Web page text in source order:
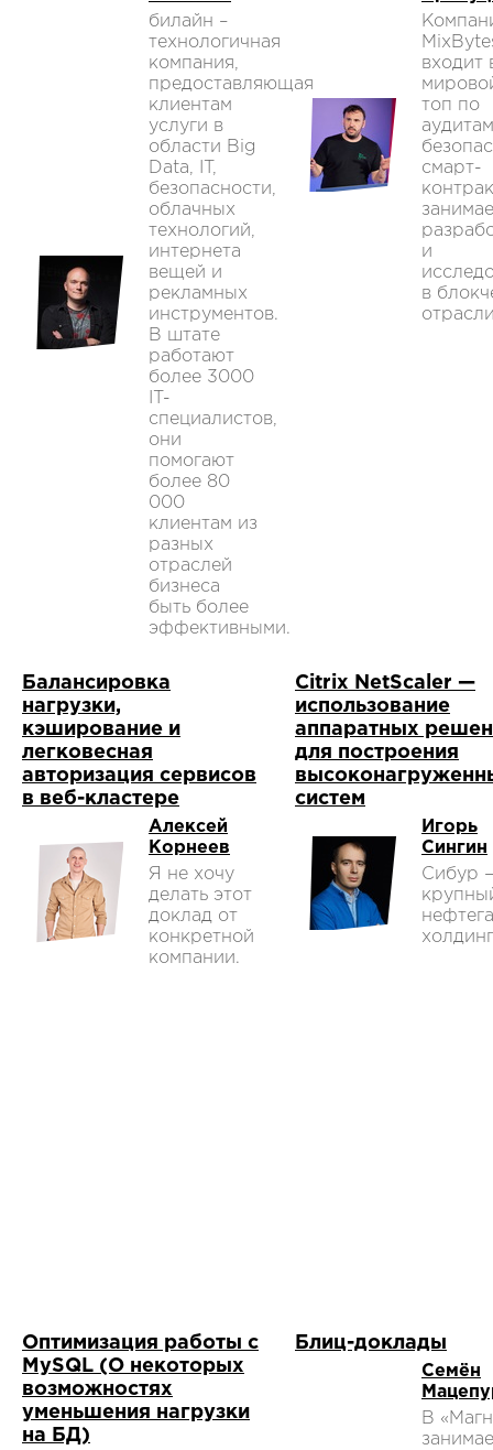
билайн –
технологичная
компания,
предоставляющая
клиентам
услуги в
области Big
Data, IT,
безопасности,
облачных
технологий,
интернета
вещей и
рекламных
инструментов.
В штате
работают
более 3000
IT-
специалистов,
они
помогают
более 80
000
клиентам из
разных
отраслей
бизнеса
быть более
эффективными.
входит
топ по
аудитам
смарт-
и
в
Балансировка
нагрузки,
кэширование и
легковесная
авторизация сервисов
в веб-кластере
Алексей
Корнеев
Я не хочу
делать этот
доклад от
конкретной
компании.
Citrix NetScaler —
использование
аппаратных
для построения
систем
Игорь
Сингин
Сибур
Оптимизация работы с
MySQL (О некоторых
возможностях
уменьшения нагрузки
на БД)
Блиц-доклады
Семён
В